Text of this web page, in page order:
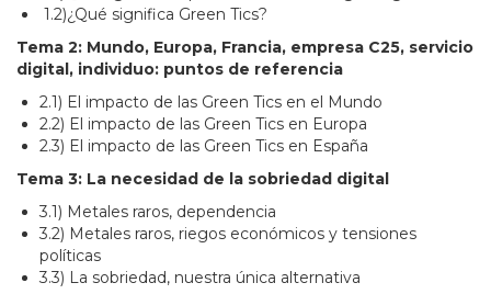
1.2)¿Qué significa Green Tics?
Tema 2: Mundo, Europa, Francia, empresa C25, servicio
digital, individuo: puntos de referencia
2.1) El impacto de las Green Tics en el Mundo
2.2) El impacto de las Green Tics en Europa
2.3) El impacto de las Green Tics en España
Tema 3: La necesidad de la sobriedad digital
3.1) Metales raros, dependencia
3.2) Metales raros, riegos económicos y tensiones
políticas
3.3) La sobriedad, nuestra única alternativa